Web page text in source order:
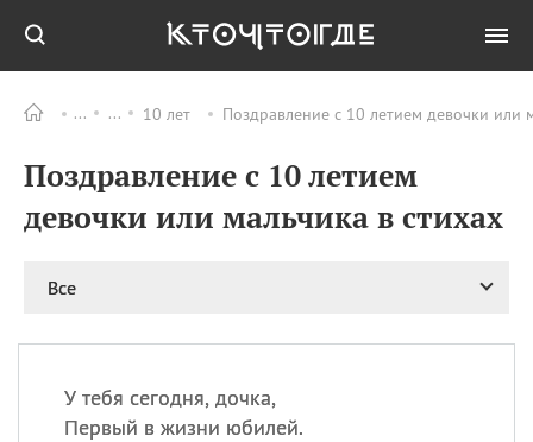
10 лет Поздравление с 10 летием девочки или
Поздравление с 10 летием
девочки или мальчика в стихах
Все
У тебя сегодня, дочка,
Первый в жизни юбилей.
ПРАЗДНИКИ Все
08.08
День «Счастье
случается» (Happiness
Happens Day)
великомученика